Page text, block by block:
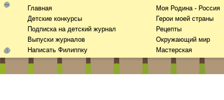
Главная
Детские конкурсы
Подписка на детский журнал
Выпуски журналов
Написать Филиппку
Моя Родина - Россия
Герои моей страны
Рецепты
Окружающий мир
Мастерская